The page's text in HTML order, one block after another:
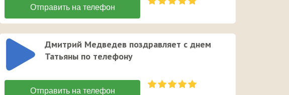
Дмитрий Медведев поздравляет с днем
Татьяны по телефону